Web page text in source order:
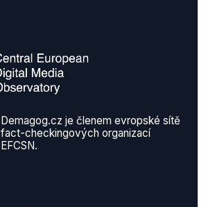
Demagog.cz je členem evropské sítě
fact-checkingových organizací
EFCSN.